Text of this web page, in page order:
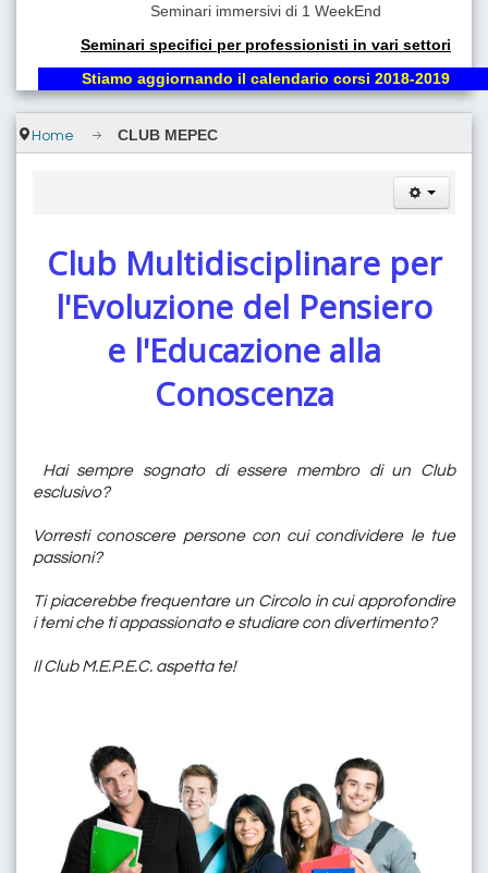
Seminari immersivi di 1 WeekEnd
Seminari specifici per professionisti in vari settori
Stiamo aggiornando il calendario corsi 2018-2019
Home CLUB MEPEC
Club Multidisciplinare per
l'Evoluzione del Pensiero
e l'Educazione alla
Conoscenza
Hai sempre sognato di essere membro di un Club
esclusivo?
Vorresti conoscere persone con cui condividere le tue
passioni?
Ti piacerebbe frequentare un Circolo in cui approfondire
i temi che ti appassionato e studiare con divertimento?
Il Club M.E.P.E.C. aspetta te!